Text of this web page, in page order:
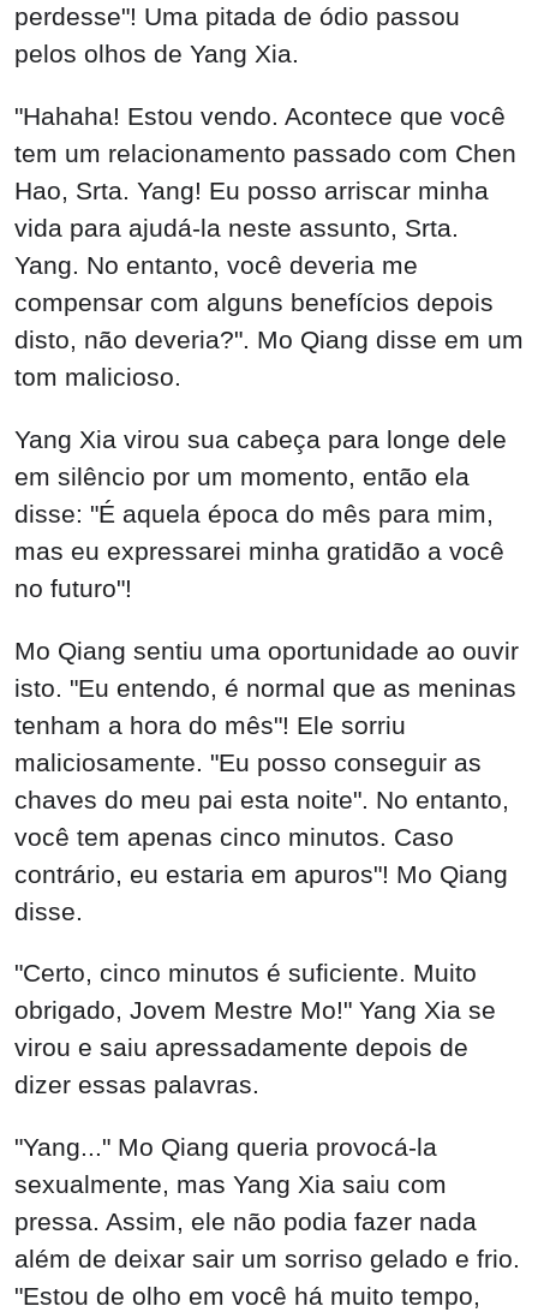
perdesse"! Uma pitada de ódio passou
pelos olhos de Yang Xia.
"Hahaha! Estou vendo. Acontece que você
tem um relacionamento passado com Chen
Hao, Srta. Yang! Eu posso arriscar minha
vida para ajudá-la neste assunto, Srta.
Yang. No entanto, você deveria me
compensar com alguns benefícios depois
disto, não deveria?". Mo Qiang disse em um
tom malicioso.
Yang Xia virou sua cabeça para longe dele
em silêncio por um momento, então ela
disse: "É aquela época do mês para mim,
mas eu expressarei minha gratidão a você
no futuro"!
Mo Qiang sentiu uma oportunidade ao ouvir
isto. "Eu entendo, é normal que as meninas
tenham a hora do mês"! Ele sorriu
maliciosamente. "Eu posso conseguir as
chaves do meu pai esta noite". No entanto,
você tem apenas cinco minutos. Caso
contrário, eu estaria em apuros"! Mo Qiang
disse.
"Certo, cinco minutos é suficiente. Muito
obrigado, Jovem Mestre Mo!" Yang Xia se
virou e saiu apressadamente depois de
dizer essas palavras.
"Yang..." Mo Qiang queria provocá-la
sexualmente, mas Yang Xia saiu com
pressa. Assim, ele não podia fazer nada
além de deixar sair um sorriso gelado e frio.
"Estou de olho em você há muito tempo,